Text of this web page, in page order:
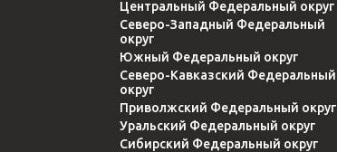
Центральный Федеральный округ
Северо-Западный Федеральный
округ
Южный Федеральный округ
Северо-Кавказский Федеральный
округ
Приволжский Федеральный округ
Уральский Федеральный округ
Сибирский Федеральный округ